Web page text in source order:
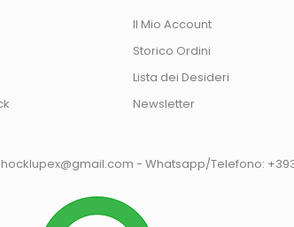
Il Mio Account
Storico Ordini
Lista dei Desideri
Newsletter
- Whatsapp/Telefono: